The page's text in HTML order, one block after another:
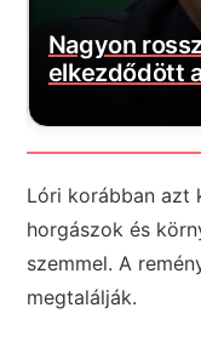
Elindult a
Magyar
legnagyobb
Lóri korábban azt
horgászok és
szemmel. A
megtalálják.